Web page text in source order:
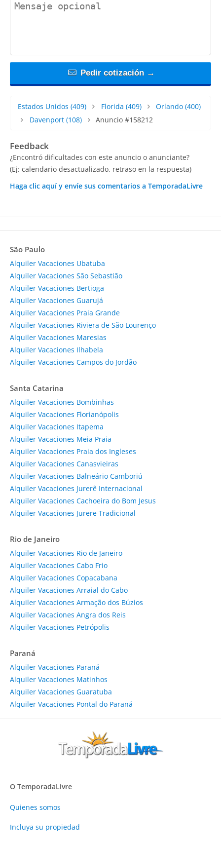
Pedir cotización →
Estados Unidos (409) Florida (409) Orlando (400)
Davenport(108) Anuncio #158212
Feedback
¿Encontró dificultades con este anuncio o anunciante?
(Ej: calendario desactualizado, retraso en la respuesta)
Haga clic aquí y envíe sus comentarios a TemporadaLivre
São Paulo
Alquiler Vacaciones Ubatuba
Alquiler Vacaciones São Sebastião
Alquiler Vacaciones Bertioga
Alquiler Vacaciones Guarujá
Alquiler Vacaciones Praia Grande
Alquiler Vacaciones Riviera de São Lourenço
Alquiler Vacaciones Maresias
Alquiler Vacaciones Ilhabela
Alquiler Vacaciones Campos do Jordão
Santa Catarina
Alquiler Vacaciones Bombinhas
Alquiler Vacaciones Florianópolis
Alquiler Vacaciones Itapema
Alquiler Vacaciones Meia Praia
Alquiler Vacaciones Praia dos Ingleses
Alquiler Vacaciones Canasvieiras
Alquiler Vacaciones Balneário Camboriú
Alquiler Vacaciones Jurerê Internacional
Alquiler Vacaciones Cachoeira do Bom Jesus
Alquiler Vacaciones Jurere Tradicional
Rio de Janeiro
Alquiler Vacaciones Rio de Janeiro
Alquiler Vacaciones Cabo Frio
Alquiler Vacaciones Copacabana
Alquiler Vacaciones Arraial do Cabo
Alquiler Vacaciones Armação dos Búzios
Alquiler Vacaciones Angra dos Reis
Alquiler Vacaciones Petrópolis
Paraná
Alquiler Vacaciones Paraná
Alquiler Vacaciones Matinhos
Alquiler Vacaciones Guaratuba
Alquiler Vacaciones Pontal do Paraná
O TemporadaLivre
Quienes somos
Incluya su propiedad